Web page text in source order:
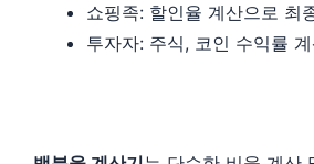
쇼핑족: 할인율 계산으로 최
투자자: 주식, 코인 수익률